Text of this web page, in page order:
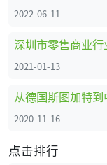
2022-06-11
2021-01-13
2020-11-16
点击排行